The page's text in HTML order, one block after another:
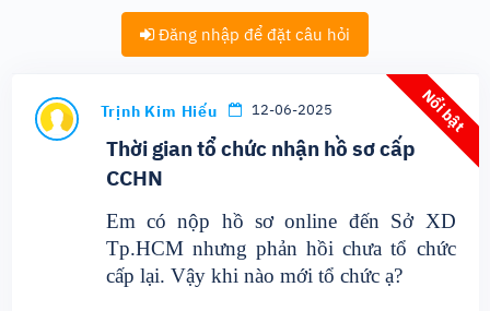
Đăng nhập để đặt câu hỏi
Nổi bật
Trịnh Kim Hiếu 12-06-2025
Thời gian tổ chức nhận hồ sơ cấp
CCHN
Em có nộp hồ sơ online đến Sở XD
Tp.HCM nhưng phản hồi chưa tổ chức
cấp lại. Vậy khi nào mới tổ chức ạ?